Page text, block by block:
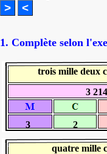
1. Complète selon
trois mille deux
3 214
3 2
quatre mille